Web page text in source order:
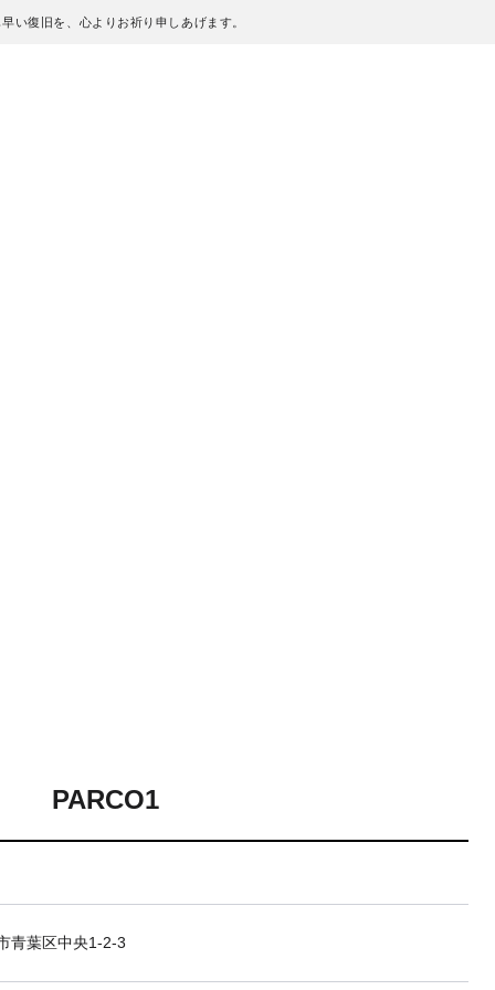
い復旧を、心よりお祈り申しあげます。
PARCO1
青葉区中央1-2-3